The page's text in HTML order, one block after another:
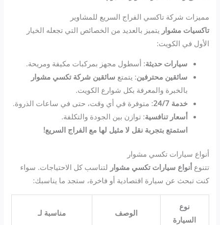
مميزات شركة تاكسي الفراج السريع للمشاوير
تاكسيات مشوار يتميز بالعديد من الخصائص التي تجعله الخيار
الأول في الكويت:
سيارات حديثة: أسطول مجهز بمركبات مكيفة ومريحة.
سائقين محترفين: يتمتع سائقين شركة تكسي مشوار
بالخبرة والمعرفة بكل شوارع الكويت.
خدمة 24/7
: متوفرة في أي وقت، حتى في ساعات الذروة.
أسعار تنافسية: توازن بين الجودة والتكلفة.
استمتع بتجربة نقل لا مثيل لها مع الفراج السريع!
أنواع سيارات تكسي مشوار
تتنوعأنواع سيارات تكسي مشوار لتناسب كل الاحتياجات. سواء
كنت تبحث عن سيارة اقتصادية أو فاخرة، ستجد ما يناسبك:
نوع
السيارة
الوصف مناسبة لـ